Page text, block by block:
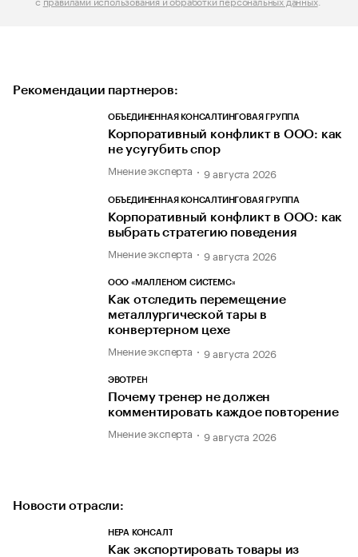
Рекомендации партнеров:
ОБЪЕДИНЕННАЯ КОНСАЛТИНГОВАЯ ГРУППА
Корпоративный конфликт в ООО: как
не усугубить спор
Мнение эксперта 9 августа 2026
ОБЪЕДИНЕННАЯ КОНСАЛТИНГОВАЯ ГРУППА
Корпоративный конфликт в ООО: как
выбрать стратегию поведения
Мнение эксперта 9 августа 2026
ООО «МАЛЛЕНОМ СИСТЕМС»
Как отследить перемещение
металлургической тары в
конвертерном цехе
Мнение эксперта 9 августа 2026
ЭВОТРЕН
Почему тренер не должен
комментировать каждое повторение
Мнение эксперта 9 августа 2026
Новости отрасли:
НЕРА КОНСАЛТ
Как экспортировать товары из